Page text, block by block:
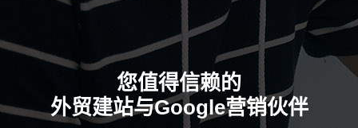
您值得信赖的
外贸建站与Google营销伙伴